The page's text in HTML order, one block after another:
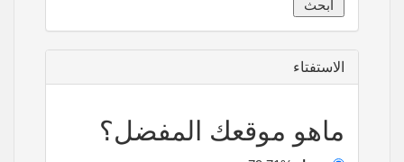
الاستفتاء
ماهو موقعك المفضل؟